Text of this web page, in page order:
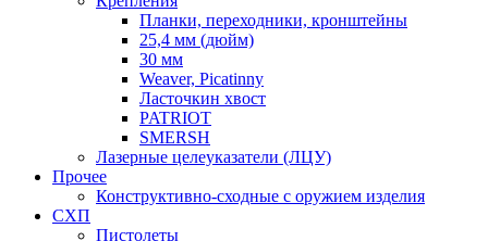
Планки, переходники, кронштейны
25,4 мм (дюйм)
30 мм
Weaver, Picatinny
Ласточкин хвост
PATRIOT
SMERSH
Лазерные целеуказатели (ЛЦУ)
Прочее
Конструктивно-сходные с оружием изделия
СХП
Пистолеты